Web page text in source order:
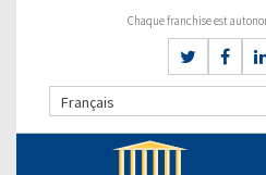
Chaque franchise est
Français